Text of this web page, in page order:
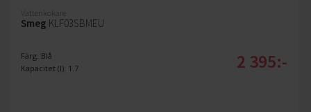
Vattenkokare
Smeg KLF03SBMEU
Färg: Blå
Kapacitet (l): 1.7
2 395:-